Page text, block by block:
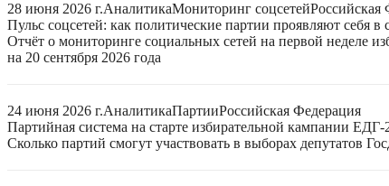
28 июня 2026 г.АналитикаМониторинг соцсетейРоссийская
Пульс соцсетей: как политические партии проявляют себя
Отчёт о мониторинге социальных сетей на первой неделе
на 20 сентября 2026 года
24 июня 2026 г.АналитикаПартииРоссийская Федерация
Партийная система на старте избирательной кампании ЕДГ-
Сколько партий смогут участвовать в выборах депутатов